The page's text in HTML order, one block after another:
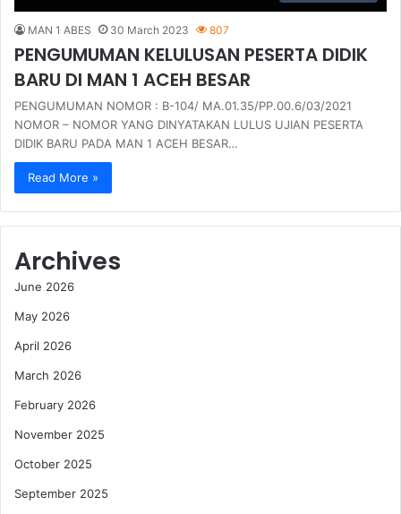
MAN 1 ABES 30 March 2023 807
PENGUMUMAN KELULUSAN PESERTA DIDIK
BARU DI MAN 1 ACEH BESAR
PENGUMUMAN NOMOR : B-104/ MA.01.35/PP.00.6/03/2021
NOMOR – NOMOR YANG DINYATAKAN LULUS UJIAN PESERTA
DIDIK BARU PADA MAN 1 ACEH BESAR…
Read More »
Archives
June 2026
May 2026
April 2026
March 2026
February 2026
November 2025
October 2025
September 2025